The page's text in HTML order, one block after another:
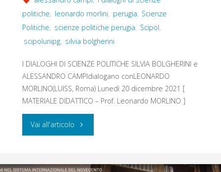
politiche, leonardo morlini, perugia, Scienze
Politiche, scienze politiche perugia, Scipol,
scipolunipg, silvia bolgherini
I DIALOGHI DI SCIENZE POLITICHE SILVIA BOLGHERINI e
ALESSANDRO CAMPIdialogano conLEONARDO
MORLINO(LUISS, Roma) Lunedì 20 dicembre 2021 [
MATERIALE DIDATTICO – Prof. Leonardo MORLINO ]
Vai all'articolo "DEMOCRAZIE
CRISI,